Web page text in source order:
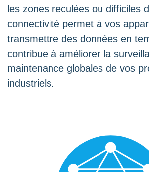
les zones reculées ou difficiles
connectivité permet à vos
transmettre des données en
contribue à améliorer la
maintenance globales de vos
industriels.